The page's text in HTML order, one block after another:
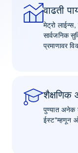
वाढती
मेट्रो
सार्वजनिक
प्रमाणावर
शैक्षणिक
पुण्यात
ईस्ट"म्हणून